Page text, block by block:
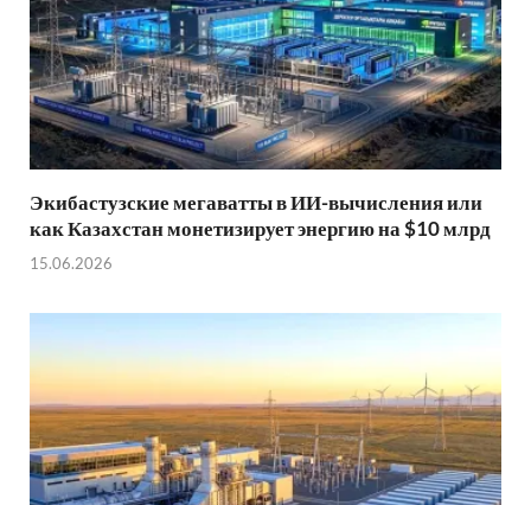
Экибастузские мегаватты в ИИ-вычисления или
как Казахстан монетизирует энергию на $10 млрд
15.06.2026